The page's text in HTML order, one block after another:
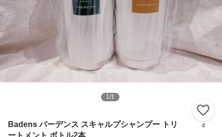
1/1
Badens バーデンス スキャルプシャンプー トリ
4